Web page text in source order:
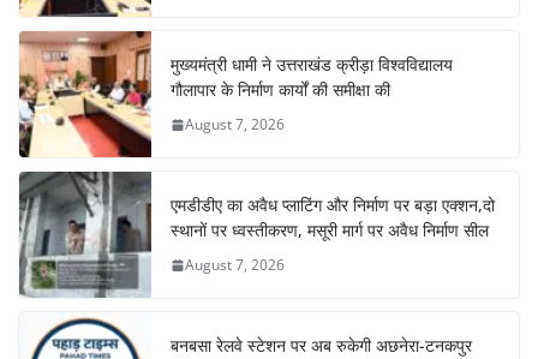
मुख्यमंत्री धामी ने उत्तराखंड क्रीड़ा विश्वविद्यालय
गौलापार के निर्माण कार्यों की समीक्षा की
August 7, 2026
एमडीडीए का अवैध प्लाटिंग और निर्माण पर बड़ा एक्शन,दो
स्थानों पर ध्वस्तीकरण, मसूरी मार्ग पर अवैध निर्माण सील
August 7, 2026
बनबसा रेलवे स्टेशन पर अब रुकेगी अछनेरा-टनकपुर